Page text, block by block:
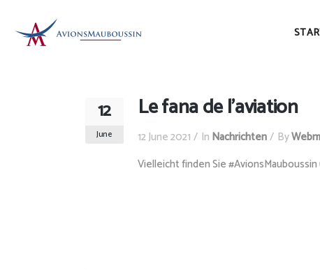
12
June
Le fana de l’aviation
12 June 2021 In Nachrichten By
Vielleicht finden Sie